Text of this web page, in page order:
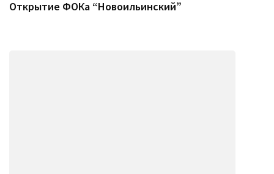
Открытие ФОКа “Новоильинский”